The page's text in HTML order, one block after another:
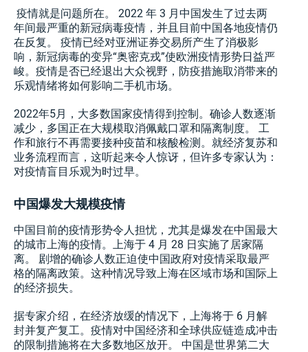
疫情就是问题所在。 2022 年 3 月中国发生了过去两
年间最严重的新冠病毒疫情，并且目前中国各地疫情仍
在反复。 疫情已经对亚洲证券交易所产生了消极影
响，新冠病毒的变异“奥密克戎”使欧洲疫情形势日益严
峻。疫情是否已经退出大众视野，防疫措施取消带来的
乐观情绪将如何影响二手机市场。
2022年5月，大多数国家疫情得到控制。确诊人数逐渐
减少，多国正在大规模取消佩戴口罩和隔离制度。 工
作和旅行不再需要接种疫苗和核酸检测。就经济复苏和
业务流程而言，这听起来令人惊讶，但许多专家认为：
对疫情盲目乐观为时过早。
中国爆发大规模疫情
中国目前的疫情形势令人担忧，尤其是爆发在中国最大
的城市上海的疫情。上海于 4 月 28 日实施了居家隔
离。 剧增的确诊人数正迫使中国政府对疫情采取最严
格的隔离政策。这种情况导致上海在区域市场和国际上
的经济损失。
据专家介绍，在经济放缓的情况下，上海将于 6 月解
封并复产复工。疫情对中国经济和全球供应链造成冲击
的限制措施将在大多数地区放开。 中国是世界第二大